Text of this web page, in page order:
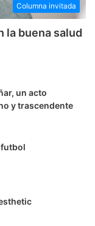
Columna invitada
la buena salud
un acto
y trascendente
futbol